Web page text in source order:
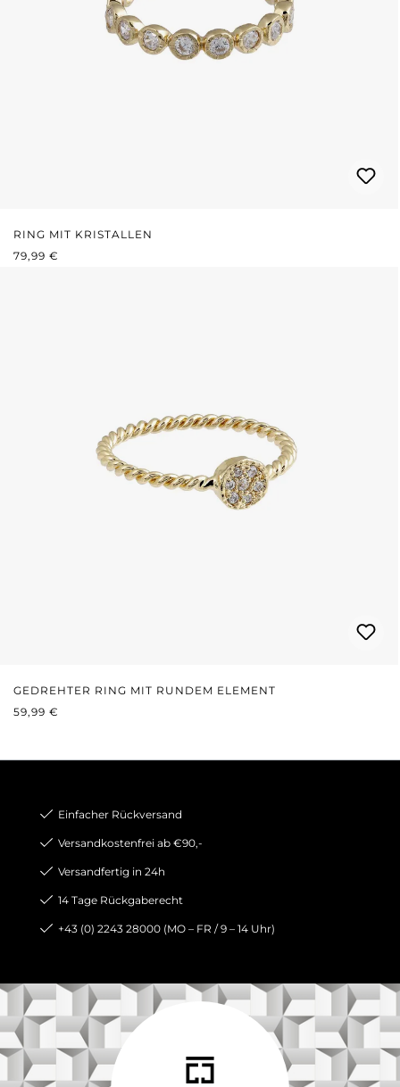
RING MIT KRISTALLEN
REGULÄRER PREIS:
79,99 €
GEDREHTER RING MIT RUNDEM ELEMENT
REGULÄRER PREIS:
59,99 €
Einfacher Rückversand
Versandkostenfrei ab €90,-
Versandfertig in 24h
14 Tage Rückgaberecht
+43 (0) 2243 28000 (MO – FR / 9 – 14 Uhr)